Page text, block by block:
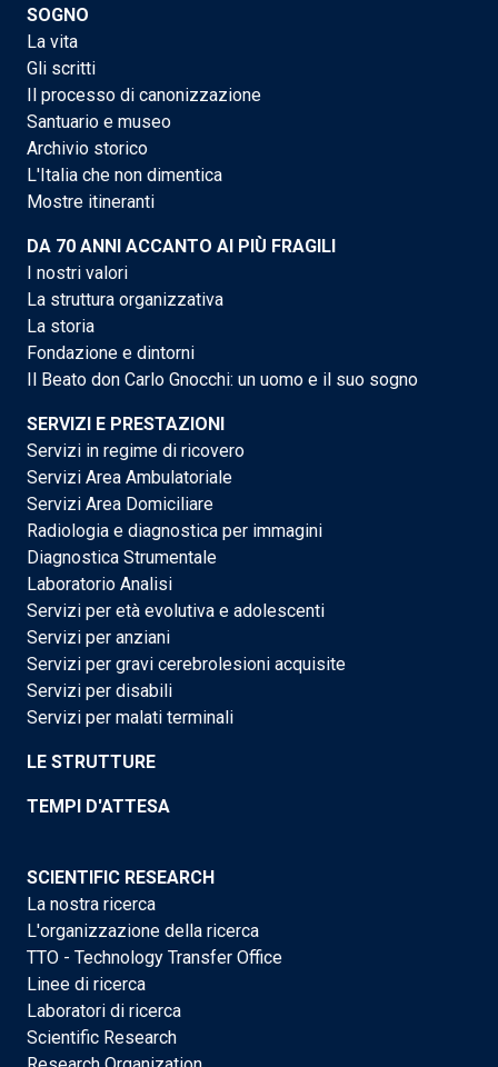
SOGNO
La vita
Gli scritti
Il processo di canonizzazione
Santuario e museo
Archivio storico
L'Italia che non dimentica
Mostre itineranti
DA 70 ANNI ACCANTO AI PIÙ FRAGILI
I nostri valori
La struttura organizzativa
La storia
Fondazione e dintorni
Il Beato don Carlo Gnocchi: un uomo e il suo sogno
SERVIZI E PRESTAZIONI
Servizi in regime di ricovero
Servizi Area Ambulatoriale
Servizi Area Domiciliare
Radiologia e diagnostica per immagini
Diagnostica Strumentale
Laboratorio Analisi
Servizi per età evolutiva e adolescenti
Servizi per anziani
Servizi per gravi cerebrolesioni acquisite
Servizi per disabili
Servizi per malati terminali
LE STRUTTURE
TEMPI D'ATTESA
SCIENTIFIC RESEARCH
La nostra ricerca
L'organizzazione della ricerca
TTO - Technology Transfer Office
Linee di ricerca
Laboratori di ricerca
Scientific Research